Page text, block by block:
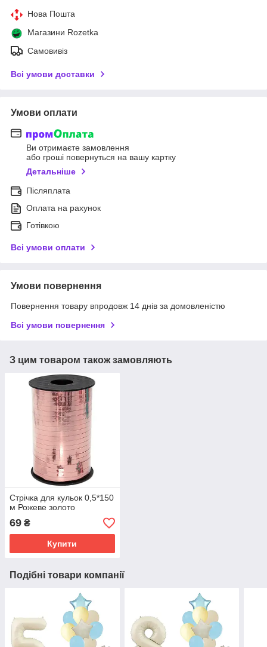
Нова Пошта
Магазини Rozetka
Самовивіз
Всі умови доставки
Умови оплати
Ви отримаєте замовлення
або гроші повернуться на вашу картку
Детальніше
Післяплата
Оплата на рахунок
Готівкою
Всі умови оплати
Умови повернення
Повернення товару впродовж 14 днів за домовленістю
Всі умови повернення
З цим товаром також замовляють
Стрічка для кульок 0,5*150
м Рожеве золото
69 ₴
Купити
Подібні товари компанії